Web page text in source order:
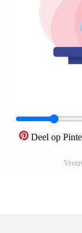
Deel op